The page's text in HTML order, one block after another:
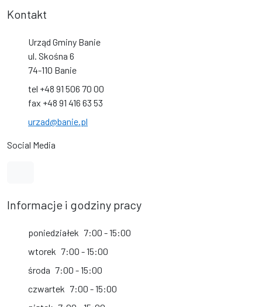
Kontakt
Urząd Gminy Banie
ul. Skośna 6
74-110 Banie
tel +48 91 506 70 00
fax +48 91 416 63 53
urzad@banie.pl
Social Media
Informacje i godziny pracy
poniedziałek 7:00 - 15:00
wtorek 7:00 - 15:00
środa 7:00 - 15:00
czwartek 7:00 - 15:00